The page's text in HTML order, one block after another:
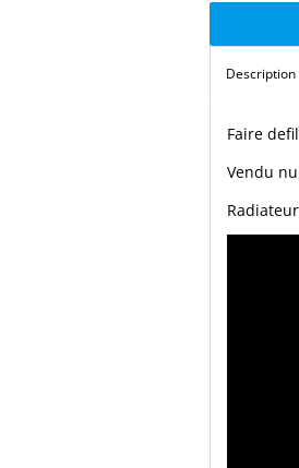
Description
Faire
Vendu